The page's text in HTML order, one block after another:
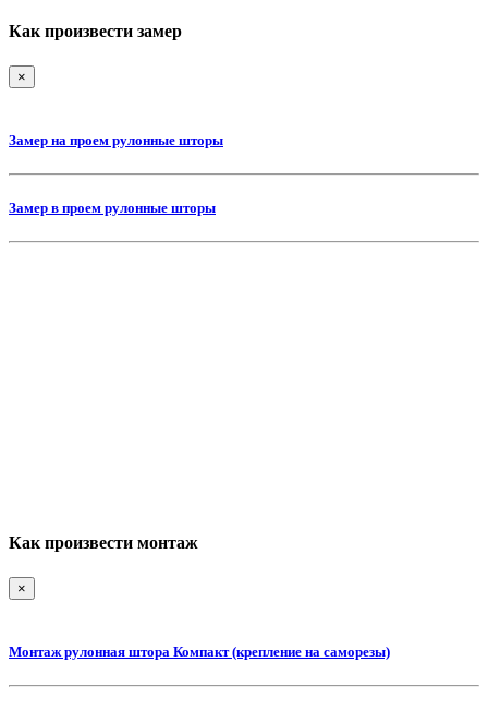
Как произвести замер
×
Замер на проем рулонные шторы
Замер в проем рулонные шторы
Как произвести монтаж
×
Монтаж рулонная штора Компакт (крепление на саморезы)